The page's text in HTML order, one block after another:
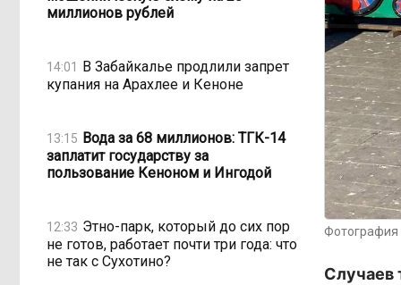
миллионов рублей
14:01 В Забайкалье продлили запрет
купания на Арахлее и Кеноне
13:15 Вода за 68 миллионов: ТГК-14
заплатит государству за
пользование Кеноном и Ингодой
12:33 Этно-парк, который до сих пор
не готов, работает почти три года: что
не так с Сухотино?
Фотография
Случаев